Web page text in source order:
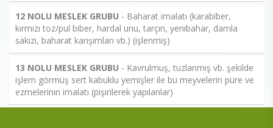
12 NOLU MESLEK GRUBU - Baharat imalatı (karabiber,
kırmızı toz/pul biber, hardal unu, tarçın, yenibahar, damla
sakızı, baharat karışımları vb.) (işlenmiş)
13 NOLU MESLEK GRUBU - Kavrulmuş, tuzlanmış vb. şekilde
işlem görmüş sert kabuklu yemişler ile bu meyvelerin püre ve
ezmelerinin imalatı (pişirilerek yapılanlar)